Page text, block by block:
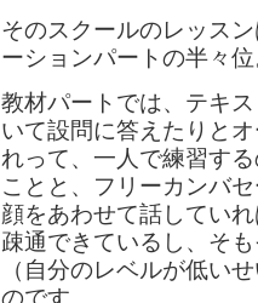
そのスクールのレッス
ーションパートの半々
教材パートでは、テキ
いて設問に答えたりと
れって、一人で練習す
ことと、フリーカンバ
顔をあわせて話してい
疎通できているし、そ
（自分のレベルが低い
のです。